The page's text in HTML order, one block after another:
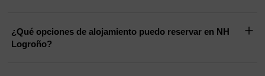
¿Qué opciones de alojamiento puedo reservar en NH
Logroño?